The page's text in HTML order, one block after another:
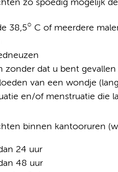
zo spoedig mogelijk
38,5○ C of meerdere
zonder dat u bent
van een wondje
en/of menstruatie die
binnen kantooruren
24 uur
48 uur